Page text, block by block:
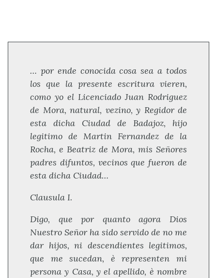
… por ende conocida cosa sea a todos
los que la presente escritura vieren,
como yo el Licenciado Juan Rodriguez
de Mora, natural, vezino, y Regidor de
esta dicha Ciudad de Badajoz, hijo
legitimo de Martin Fernandez de la
Rocha, e Beatriz de Mora, mis Señores
padres difuntos, vecinos que fueron de
esta dicha Ciudad…
Clausula I.
Digo, que por quanto agora Dios
Nuestro Señor ha sido servido de no me
dar hijos, ni descendientes legitimos,
que me sucedan, è representen mi
persona y Casa, y el apellido, è nombre